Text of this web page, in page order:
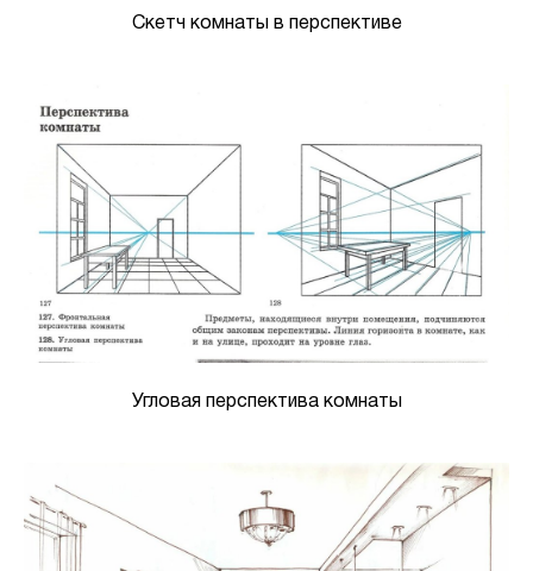
Скетч комнаты в перспективе
Угловая перспектива комнаты